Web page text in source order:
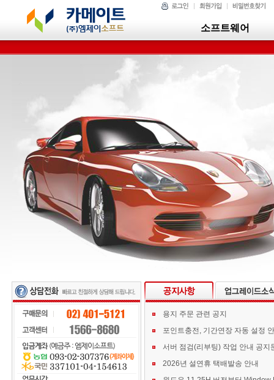
소프트웨어
용지 주문 관련 공지
포인트충전, 기간연장 자동 설정
서버 점검(리부팅) 작업 안내 공지
2026년 설연휴 택배발송 안내